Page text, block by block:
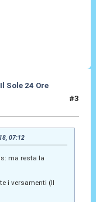
Sole 24 Ore
#3
07:12
ma resta la
i versamenti (Il